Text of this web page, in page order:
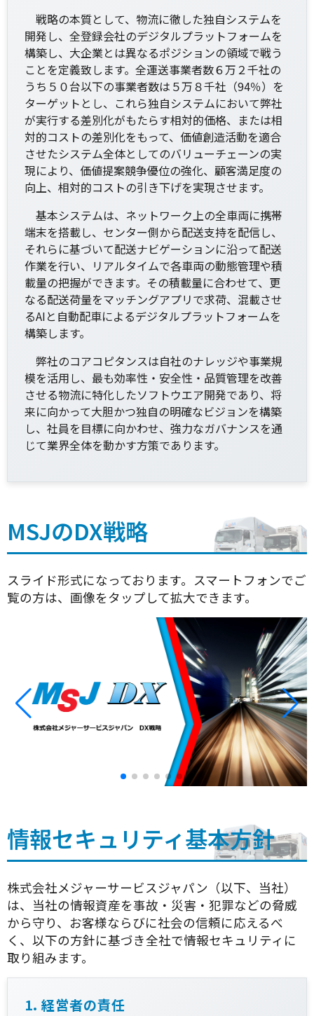
戦略の本質として、物流に徹した独自システムを
開発し、全登録会社のデジタルプラットフォームを
構築し、大企業とは異なるポジションの領域で戦う
ことを定義致します。全運送事業者数６万２千社の
うち５０台以下の事業者数は５万８千社（94％）を
ターゲットとし、これら独自システムにおいて弊社
が実行する差別化がもたらす相対的価格、または相
対的コストの差別化をもって、価値創造活動を適合
させたシステム全体としてのバリューチェーンの実
現により、価値提案競争優位の強化、顧客満足度の
向上、相対的コストの引き下げを実現させます。
基本システムは、ネットワーク上の全車両に携帯
端末を搭載し、センター側から配送支持を配信し、
それらに基づいて配送ナビゲーションに沿って配送
作業を行い、リアルタイムで各車両の動態管理や積
載量の把握ができます。その積載量に合わせて、更
なる配送荷量をマッチングアプリで求荷、混載させ
るAIと自動配車によるデジタルプラットフォームを
構築します。
弊社のコアコピタンスは自社のナレッジや事業規
模を活用し、最も効率性・安全性・品質管理を改善
させる物流に特化したソフトウエア開発であり、将
来に向かって大胆かつ独自の明確なビジョンを構築
し、社員を目標に向かわせ、強力なガバナンスを通
じて業界全体を動かす方策であります。
MSJのDX戦略
スライド形式になっております。スマートフォンでご
覧の方は、画像をタップして拡大できます。
情報セキュリティ基本方針
株式会社メジャーサービスジャパン（以下、当社）
は、当社の情報資産を事故・災害・犯罪などの脅威
から守り、お客様ならびに社会の信頼に応えるべ
く、以下の方針に基づき全社で情報セキュリティに
取り組みます。
1. 経営者の責任